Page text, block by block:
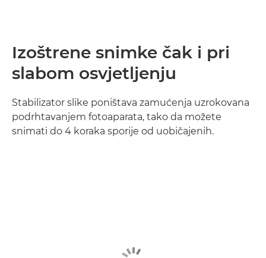
Izoštrene snimke čak i pri
slabom osvjetljenju
Stabilizator slike poništava zamućenja uzrokovana
podrhtavanjem fotoaparata, tako da možete
snimati do 4 koraka sporije od uobičajenih.